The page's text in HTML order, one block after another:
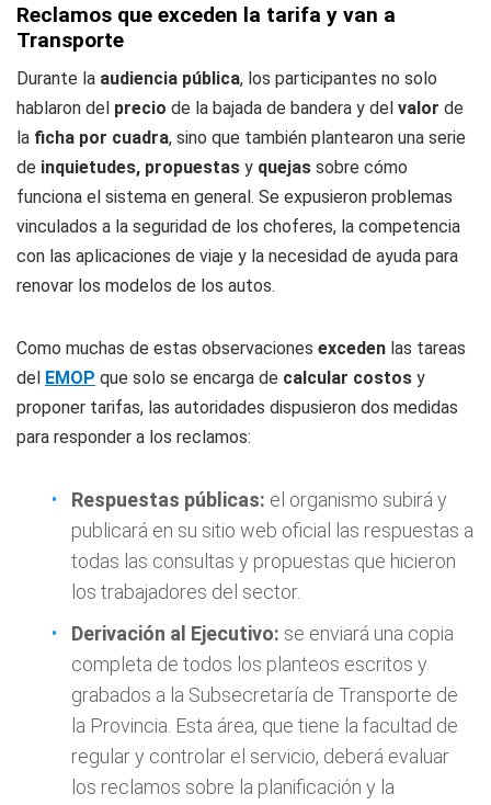
Reclamos que exceden la tarifa y van a
Transporte
Durante la audiencia pública, los participantes no solo
hablaron del precio de la bajada de bandera y del valor de
la ficha por cuadra, sino que también plantearon una serie
de inquietudes, propuestas y quejas sobre cómo
funciona el sistema en general. Se expusieron problemas
vinculados a la seguridad de los choferes, la competencia
con las aplicaciones de viaje y la necesidad de ayuda para
renovar los modelos de los autos.
Como muchas de estas observaciones exceden las tareas
del EMOP que solo se encarga de calcular costos y
proponer tarifas, las autoridades dispusieron dos medidas
para responder a los reclamos:
Respuestas públicas: el organismo subirá y
publicará en su sitio web oficial las respuestas a
todas las consultas y propuestas que hicieron
los trabajadores del sector.
Derivación al Ejecutivo: se enviará una copia
completa de todos los planteos escritos y
grabados a la Subsecretaría de Transporte de
la Provincia. Esta área, que tiene la facultad de
regular y controlar el servicio, deberá evaluar
los reclamos sobre la planificación y la